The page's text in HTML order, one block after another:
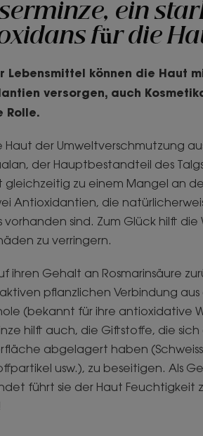
ein
für die
Lebensmittel können die Haut
versorgen, auch
Rolle.
Haut der Umweltverschmutzung
der Hauptbestandteil des
gleichzeitig zu einem Mangel an
Antioxidantien, die
vorhanden sind. Zum Glück hilft die
zu verringern.
ihren Gehalt an Rosmarinsäure
pflanzlichen Verbindung aus
(bekannt für ihre antioxidative
hilft auch, die Giftstoffe, die
abgelagert haben
usw.), zu beseitigen. Als
führt sie der Haut Feuchtigkeit